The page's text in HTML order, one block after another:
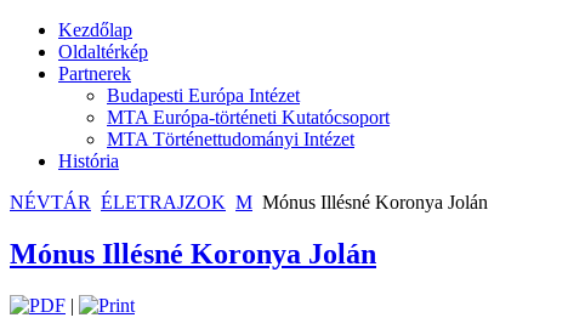
Kezdőlap
Oldaltérkép
Partnerek
Budapesti Európa Intézet
MTA Európa-történeti Kutatócsoport
MTA Történettudományi Intézet
História
NÉVTÁR ÉLETRAJZOK M Mónus Illésné Koronya Jolán
Mónus Illésné Koronya Jolán
|